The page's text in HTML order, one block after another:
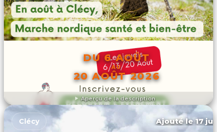
Aperçu de la description
DU 6 AOÛT
AU
20 AOÛT 2026
DÉCOUVRIR L'ÉVÉNEMENT
Clécy Ajouté le 17